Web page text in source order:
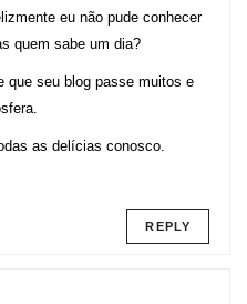
eu não pude conhecer
quem sabe um dia?
que seu blog passe muitos e
as delícias conosco.
REPLY